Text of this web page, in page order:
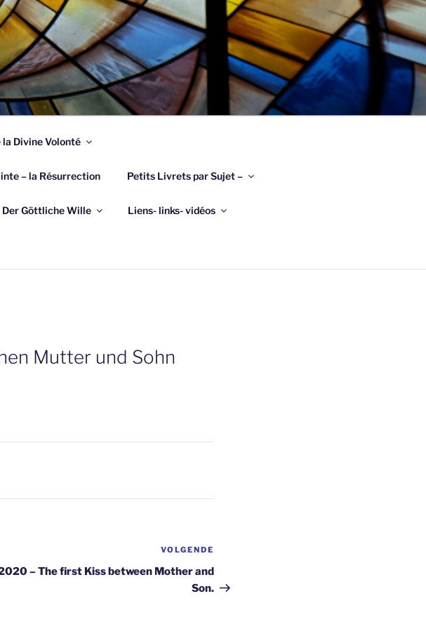
la Divine Volonté
– la Résurrection Petits Livrets par Sujet –
Der Göttliche Wille Liens- links- vidéos
Mutter und Sohn
bericht
VOLGENDE
– The first Kiss between Mother and
Son.